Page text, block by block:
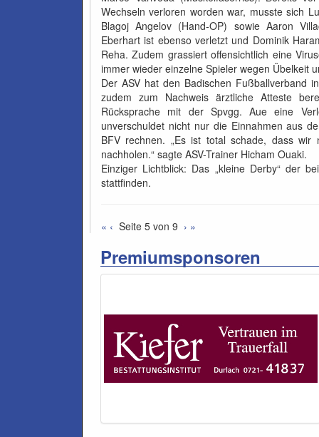
Wechseln verloren worden war, musste sich
Blagoj Angelov (Hand-OP) sowie Aaron
Eberhart ist ebenso verletzt und Dominik
Reha. Zudem grassiert offensichtlich eine
immer wieder einzelne Spieler wegen Übelkeit
Der ASV hat den Badischen Fußballverband
zudem zum Nachweis ärztliche Atteste
Rücksprache mit der Spvgg. Aue eine
unverschuldet nicht nur die Einnahmen aus
BFV rechnen. „Es ist total schade, dass
nachholen.“ sagte ASV-Trainer Hicham Ouaki.
Einziger Lichtblick: Das „kleine Derby“ der
stattfinden.
« ‹ Seite 5 von 9 › »
Premiumsponsoren